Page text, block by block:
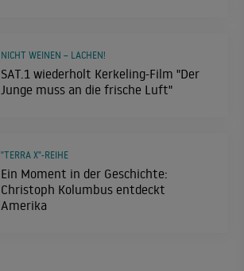
SAT.1 wiederholt Kerkeling-Film "Der
Junge muss an die frische Luft"
NICHT WEINEN – LACHEN!
Ein Moment in der Geschichte:
Christoph Kolumbus entdeckt
Amerika
"TERRA X"-REIHE